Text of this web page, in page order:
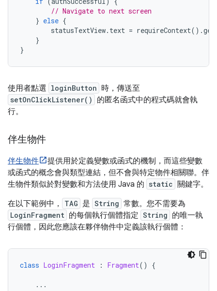
// Navigate to next screen
} else {
statusTextView. text = requireContext().
}
}
使用者點選 loginButton 時，傳送至
setOnClickListener()
的匿名函式中的程式碼就會執
行。
伴生物件
伴生物件
提供用於定義變數或函式的機制，而這些變數
或函式的概念會與類型連結，但不會與特定物件相關聯。伴
生物件類似於對變數和方法使用 Java 的 static 關鍵字。
在以下範例中，
TAG 是 String 常數。您不需要為
LoginFragment 的每個執行個體指定 String 的唯一執
行個體，因此您應該在夥伴物件中定義該執行個體：
class LoginFragment : Fragment() {
...